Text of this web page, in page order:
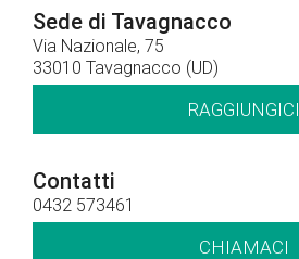
Sede di Tavagnacco
Via Nazionale, 75
33010 Tavagnacco (UD)
RAGGIUNGICI
Contatti
0432 573461
CHIAMACI